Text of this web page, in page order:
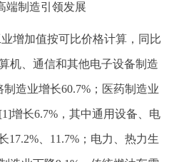
端制造引领发展
增加值按可比价格计算，同比
机、通信和其他电子设备制造
造业增长60.7%；医药制造业
增长6.7%，其中通用设备、电
17.2%、11.7%；电力、热力生